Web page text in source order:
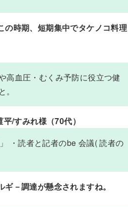
時期、短期集中でタケノコ料理
高血圧・むくみ予防に役立つ健
/すみれ様（70代）
・読者と記者のbe 会議( 読者の
－調達が懸念されますね。